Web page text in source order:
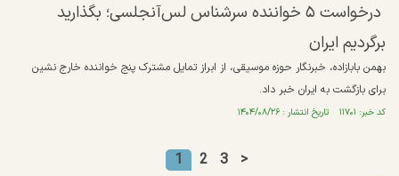
درخواست ۵ خواننده‌ سرشناس لس‌آنجلسی؛‌ بگذارید
برگردیم ایران
بهمن بابازاده، خبرنگار حوزه موسیقی، از ابراز تمایل مشترک پنج خواننده خارج نشین
برای بازگشت به ایران خبر داد.
کد خبر: ۱۱۷۰۱ تاریخ انتشار : ۱۴۰۴/۰۸/۲۶
1 2 3 >